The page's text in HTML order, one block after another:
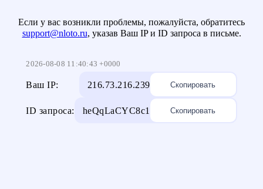
Если у вас возникли проблемы, пожалуйста, обратитесь
support@nloto.ru, указав Ваш IP и ID запроса в письме.
2026-08-08 11:40:43 +0000
Ваш IP: 216.73.216.239 Скопировать
ID запроса: heQqLaCYC8c1 Скопировать